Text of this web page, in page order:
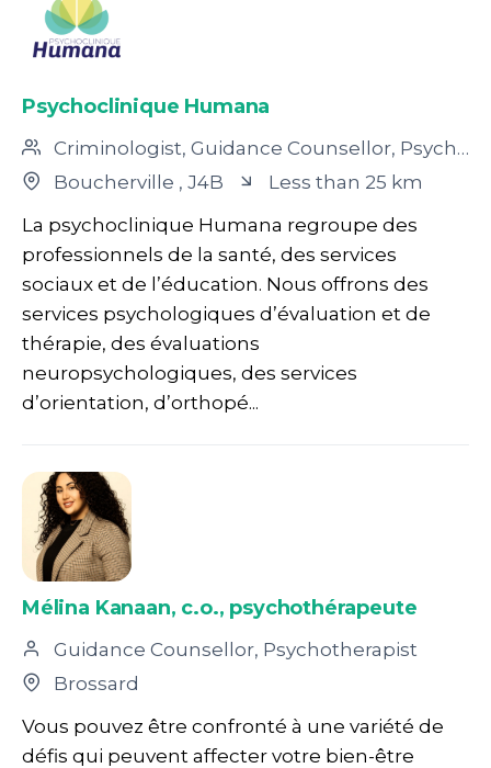
Psychoclinique Humana
Criminologist, Guidance Counsellor, Psychoeducator, Psychologist, Social Worker, Psychotherapist
Boucherville , J4B
Less than 25 km
La psychoclinique Humana regroupe des
professionnels de la santé, des services
sociaux et de l’éducation. Nous offrons des
services psychologiques d’évaluation et de
thérapie, des évaluations
neuropsychologiques, des services
d’orientation, d’orthopé...
Mélina Kanaan, c.o., psychothérapeute
Guidance Counsellor, Psychotherapist
Brossard
Vous pouvez être confronté à une variété de
défis qui peuvent affecter votre bien-être